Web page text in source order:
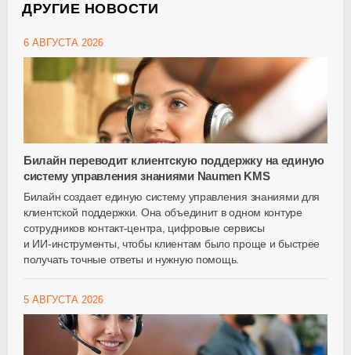
ДРУГИЕ НОВОСТИ
6 АВГУСТА 2026
Билайн переводит клиентскую поддержку на единую
систему управления знаниями Naumen KMS
Билайн создает единую систему управления знаниями для
клиентской поддержки. Она объединит в одном контуре
сотрудников контакт-центра , цифровые сервисы
и ИИ-инструменты , чтобы клиентам было проще и быстрее
получать точные ответы и нужную помощь.
5 АВГУСТА 2026